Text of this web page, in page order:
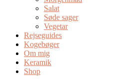
Salat
Søde sager
Vegetar
Rejseguides
Kogebøger
Om mig
Keramik
Shop